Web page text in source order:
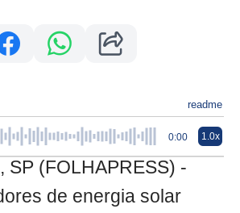
readme
0:00 1.0x
SP (FOLHAPRESS) -
de energia solar